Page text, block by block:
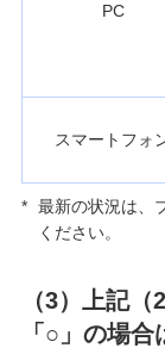
PC
スマートフォ
* 最新の状況は、
ください。
（3）上記
「○」の場